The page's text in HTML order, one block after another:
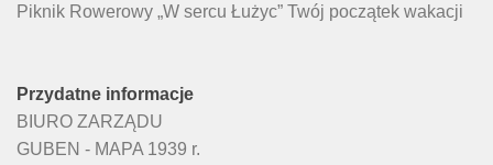
Piknik Rowerowy „W sercu Łużyc” Twój początek wakacji
Przydatne informacje
BIURO ZARZĄDU
GUBEN - MAPA 1939 r.